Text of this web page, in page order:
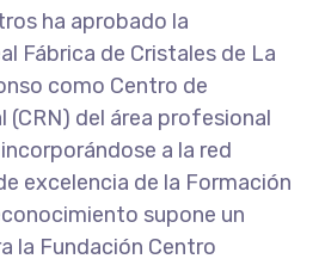
ha aprobado la
Fábrica de Cristales de La
como Centro de
(CRN) del área profesional
a la red
excelencia de la Formación
supone un
la Fundación Centro